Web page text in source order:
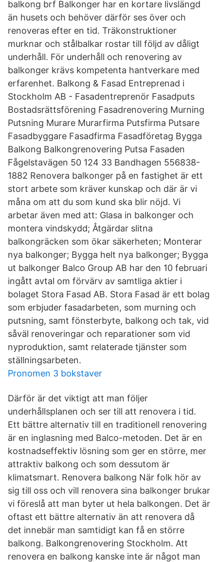
balkong brf Balkonger har en kortare livslängd
än husets och behöver därför ses över och
renoveras efter en tid. Träkonstruktioner
murknar och stålbalkar rostar till följd av dåligt
underhåll. För underhåll och renovering av
balkonger krävs kompetenta hantverkare med
erfarenhet. Balkong & Fasad Entreprenad i
Stockholm AB - Fasadentreprenör Fasadputs
Bostadsrättsförening Fasadrenovering Murning
Putsning Murare Murarfirma Putsfirma Putsare
Fasadbyggare Fasadfirma Fasadföretag Bygga
Balkong Balkongrenovering Putsa Fasaden
Fågelstavägen 50 124 33 Bandhagen 556838-
1882 Renovera balkonger på en fastighet är ett
stort arbete som kräver kunskap och där är vi
måna om att du som kund ska blir nöjd. Vi
arbetar även med att: Glasa in balkonger och
montera vindskydd; Åtgärdar slitna
balkongräcken som ökar säkerheten; Monterar
nya balkonger; Bygga helt nya balkonger; Bygga
ut balkonger Balco Group AB har den 10 februari
ingått avtal om förvärv av samtliga aktier i
bolaget Stora Fasad AB. Stora Fasad är ett bolag
som erbjuder fasadarbeten, som murning och
putsning, samt fönsterbyte, balkong och tak, vid
såväl renoveringar och reparationer som vid
nyproduktion, samt relaterade tjänster som
ställningsarbeten.
Pronomen 3 bokstaver
Därför är det viktigt att man följer
underhållsplanen och ser till att renovera i tid.
Ett bättre alternativ till en traditionell renovering
är en inglasning med Balco-metoden. Det är en
kostnadseffektiv lösning som ger en större, mer
attraktiv balkong och som dessutom är
klimatsmart. Renovera balkong När folk hör av
sig till oss och vill renovera sina balkonger brukar
vi föreslå att man byter ut hela balkongen. Det är
oftast ett bättre alternativ än att renovera då
det innebär man samtidigt kan få en större
balkong. Balkongrenovering Stockholm. Att
renovera en balkong kanske inte är något man